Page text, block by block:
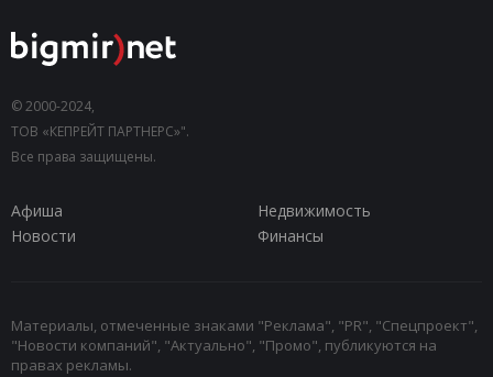
© 2000-2024,
ТОВ «КЕПРЕЙТ ПАРТНЕРС»".
Все права защищены.
Афиша
Недвижимость
Новости
Финансы
Материалы, отмеченные знаками "Реклама", "PR", "Спецпроект",
"Новости компаний", "Актуально", "Промо", публикуются на
правах рекламы.